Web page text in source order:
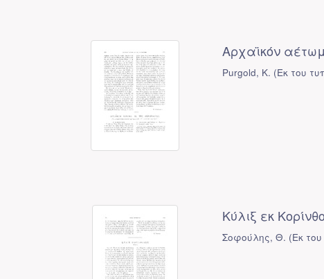
Αρχαϊκόν
Purgold, K. (Εκ του
Κύλιξ εκ
Σοφούλης, Θ. (Εκ